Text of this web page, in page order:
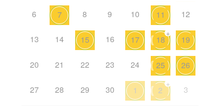
6 7 8 9 10 11 12
13 14 15 16 17 18
+
19
20 21 22 23 24 25 26
27 28 29 30 1 2
+
3